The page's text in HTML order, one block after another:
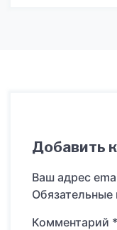
Добавить
Ваш адрес
Комментарий *